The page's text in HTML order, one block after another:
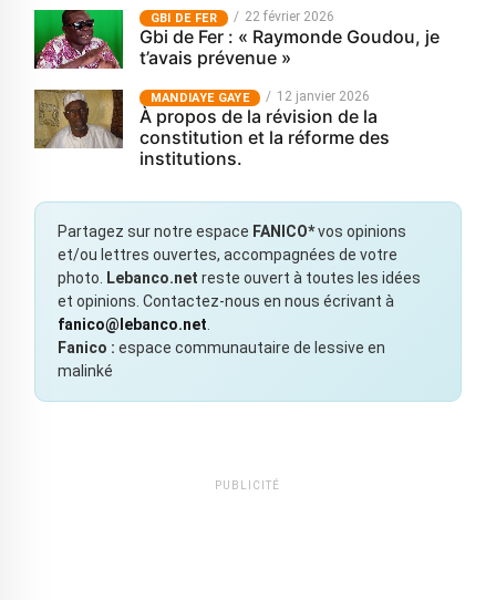
GBI DE FER 22 février 2026
Gbi de Fer : « Raymonde Goudou, je
t’avais prévenue »
MANDIAYE GAYE 12 janvier 2026
À propos de la révision de la
constitution et la réforme des
institutions.
Partagez sur notre espace FANICO*vos opinions
et/ou lettres ouvertes, accompagnées de votre
photo.
Lebanco.net reste ouvert à toutes les idées
et opinions. Contactez-nous en nous écrivant à
fanico@lebanco.net
Fanico : espace communautaire de lessive en
malinké
PUBLICITÉ